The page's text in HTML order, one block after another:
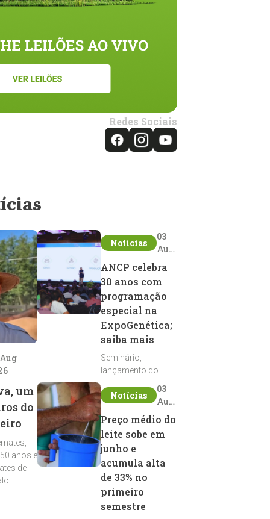
Redes Sociais
um
do
anos e
de
Notícias
03
Aug
ANCP celebra
30 anos com
programação
especial na
ExpoGenética;
saiba mais
Seminário,
lançamento do
Sumário de Touros,
debates, podcast,
reprodutores e
homenagens
integram a
programação da
entidade durante a
ExpoGenética 2026
Notícias
03
Aug
2026
Preço médio do
leite sobe em
junho e
acumula alta
de 33% no
primeiro
semestre